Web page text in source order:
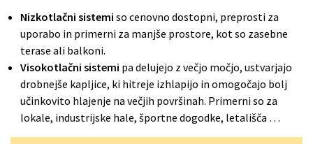
Nizkotlačni sistemi so cenovno dostopni, preprosti za
uporabo in primerni za manjše prostore, kot so zasebne
terase ali balkoni.
Visokotlačni sistemi pa delujejo z večjo močjo, ustvarjajo
drobnejše kapljice, ki hitreje izhlapijo in omogočajo bolj
učinkovito hlajenje na večjih površinah. Primerni so za
lokale, industrijske hale, športne dogodke, letališča …